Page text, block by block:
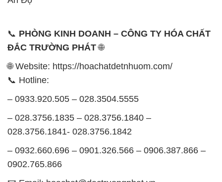
🌐 Website: https://hoachatdetnhuom.com/
– 0933.920.505 – 028.3504.5555
028.3756.1841- 028.3756.1842
0902.765.866
📧 Email: hoachat@dactruongphat.vn
TRƯỜNG PHÁT